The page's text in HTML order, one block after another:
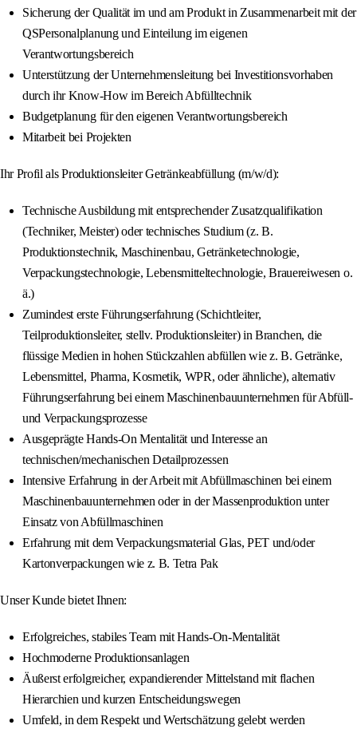
Sicherung der Qualität im und am Produkt in Zusammenarbeit mit der
QSPersonalplanung und Einteilung im eigenen
Verantwortungsbereich
Unterstützung der Unternehmensleitung bei Investitionsvorhaben
durch ihr Know-How im Bereich Abfülltechnik
Budgetplanung für den eigenen Verantwortungsbereich
Mitarbeit bei Projekten
Ihr Profil als Produktionsleiter Getränkeabfüllung (m/w/d):
Technische Ausbildung mit entsprechender Zusatzqualifikation
(Techniker, Meister) oder technisches Studium (z. B.
Produktionstechnik, Maschinenbau, Getränketechnologie,
Verpackungstechnologie, Lebensmitteltechnologie, Brauereiwesen o.
ä.)
Zumindest erste Führungserfahrung (Schichtleiter,
Teilproduktionsleiter, stellv. Produktionsleiter) in Branchen, die
flüssige Medien in hohen Stückzahlen abfüllen wie z. B. Getränke,
Lebensmittel, Pharma, Kosmetik, WPR, oder ähnliche), alternativ
Führungserfahrung bei einem Maschinenbauunternehmen für Abfüll-
und Verpackungsprozesse
Ausgeprägte Hands-On Mentalität und Interesse an
technischen/mechanischen Detailprozessen
Intensive Erfahrung in der Arbeit mit Abfüllmaschinen bei einem
Maschinenbauunternehmen oder in der Massenproduktion unter
Einsatz von Abfüllmaschinen
Erfahrung mit dem Verpackungsmaterial Glas, PET und/oder
Kartonverpackungen wie z. B. Tetra Pak
Unser Kunde bietet Ihnen:
Erfolgreiches, stabiles Team mit Hands-On-Mentalität
Hochmoderne Produktionsanlagen
Äußerst erfolgreicher, expandierender Mittelstand mit flachen
Hierarchien und kurzen Entscheidungswegen
Umfeld, in dem Respekt und Wertschätzung gelebt werden